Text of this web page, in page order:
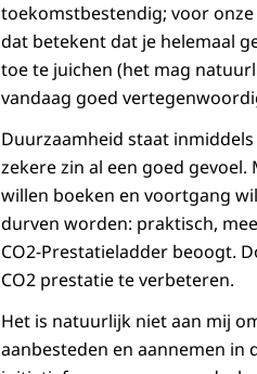
toekomstbestendig; voor
dat betekent dat je helemaal
toe te juichen (het mag
vandaag goed
Duurzaamheid staat
zekere zin al een goed
willen boeken en voortgang
durven worden: praktisch,
CO2-Prestatieladder beoogt.
CO2 prestatie te verbeteren.
Het is natuurlijk niet aan mij
aanbesteden en aannemen in